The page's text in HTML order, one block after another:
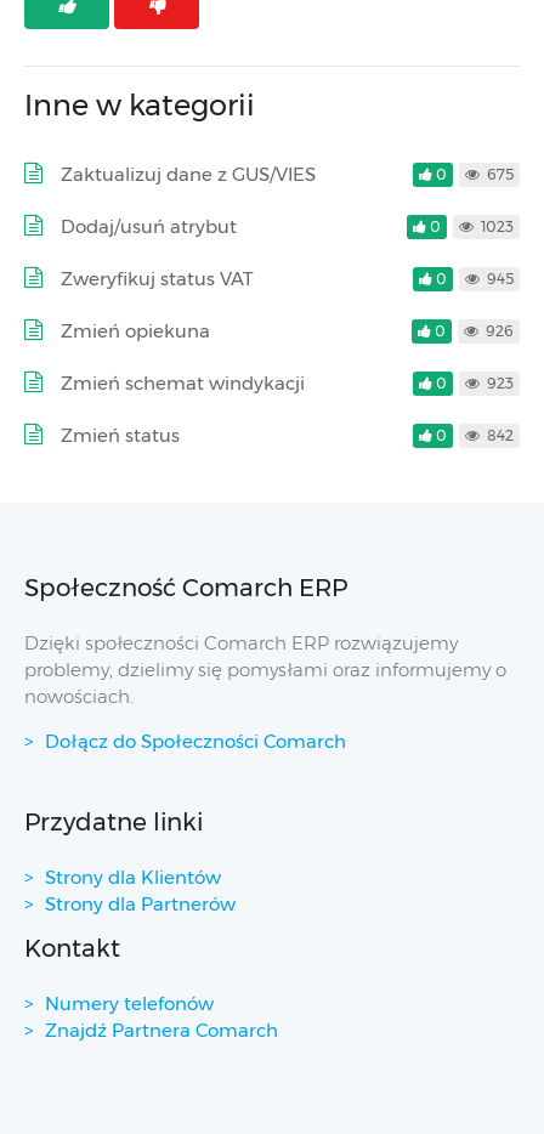
Inne w kategorii
Zaktualizuj dane z GUS/VIES 0 675
Dodaj/usuń atrybut 0 1023
Zweryfikuj status VAT 0 945
Zmień opiekuna 0 926
Zmień schemat windykacji 0 923
Zmień status 0 842
Społeczność Comarch ERP
Dzięki społeczności Comarch ERP rozwiązujemy
problemy, dzielimy się pomysłami oraz informujemy o
nowościach.
Dołącz do Społeczności Comarch
Przydatne linki
Strony dla Klientów
Strony dla Partnerów
Kontakt
Numery telefonów
Znajdź Partnera Comarch